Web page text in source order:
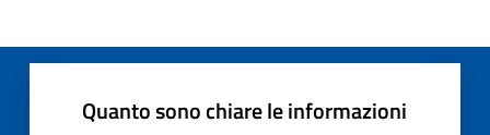
Quanto sono chiare le informazioni